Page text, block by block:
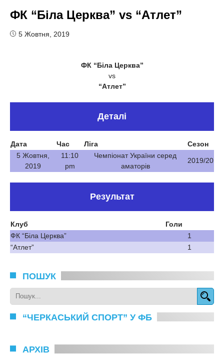
ФК “Біла Церква” vs “Атлет”
5 Жовтня, 2019
ФК “Біла Церква”
vs
“Атлет”
Деталі
Дата Час Ліга
Сезон
5 Жовтня,
2019
11:10
pm
Чемпіонат України серед
аматорів
2019/20
Результат
Клуб
Голи
ФК “Біла Церква”
1
“Атлет”
1
ПОШУК
“ЧЕРКАСЬКИЙ СПОРТ” У ФБ
АРХІВ